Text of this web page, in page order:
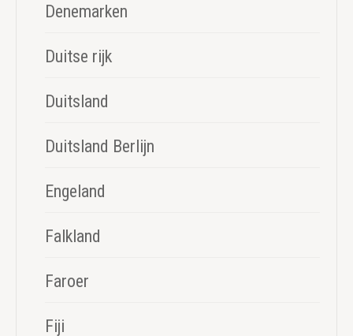
Denemarken
Duitse rijk
Duitsland
Duitsland Berlijn
Engeland
Falkland
Faroer
Fiji